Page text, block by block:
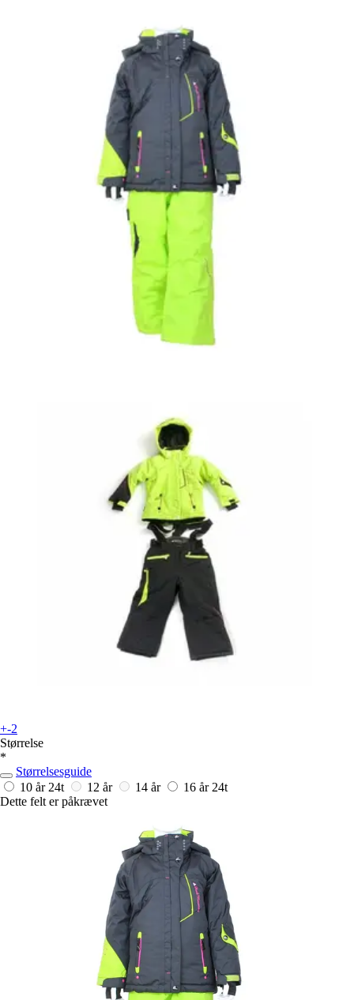
+-2
Størrelse
*
Størrelsesguide
10 år24t 12 år 14 år 16 år24t
Dette felt er påkrævet